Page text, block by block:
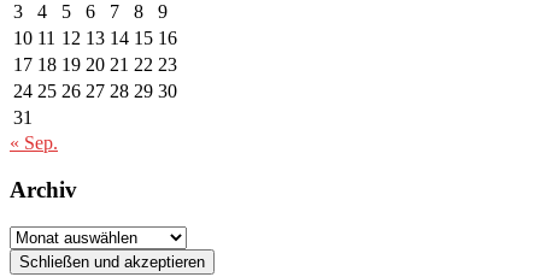
3
4 5 6 7 8
9
10 11 12 13 14 15 16
17 18 19 20 21 22 23
24 25 26 27 28 29 30
31
« Sep.
Archiv
Archiv